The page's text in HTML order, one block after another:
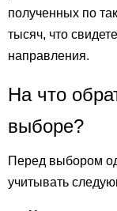
полученных по
тысяч, что
направления.
На что
выборе?
Перед выбором
учитывать